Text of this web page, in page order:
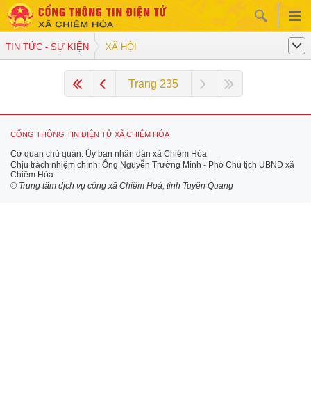
TIN TỨC - SỰ KIỆN XÃ HỘI
Trang 235
CỔNG THÔNG TIN ĐIỆN TỬ XÃ CHIÊM HÓA
Cơ quan chủ quản: Ủy ban nhân dân xã Chiêm Hóa
Chịu trách nhiệm chính: Ông Nguyễn Trường Minh - Phó Chủ tịch UBND xã
Chiêm Hóa
© Trung tâm dịch vụ công xã Chiêm Hoá, tỉnh Tuyên Quang